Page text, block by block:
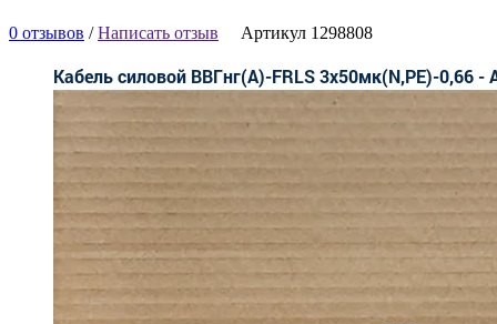
0 отзывов /Написать отзыв Артикул 1298808